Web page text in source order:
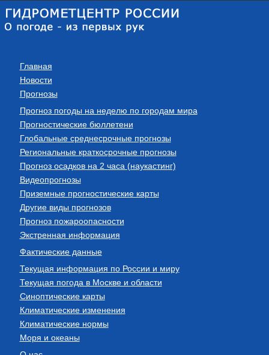
Главная
Новости
Прогнозы
Прогноз погоды на неделю по городам мира
Прогностические бюллетени
Глобальные среднесрочные прогнозы
Региональные краткосрочные прогнозы
Прогноз осадков на 2 часа (наукастинг)
Видеопрогнозы
Приземные прогностические карты
Другие виды прогнозов
Прогноз пожароопасности
Экстренная информация
Фактические данные
Текущая информация по России и миру
Текущая погода в Москве и области
Синоптические карты
Климатические изменения
Климатические нормы
Моря и океаны